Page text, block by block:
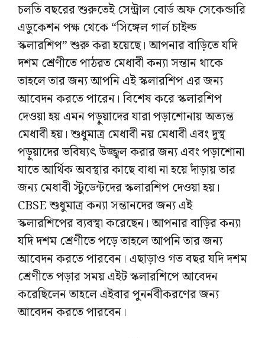
চলতি বছরের শুরুতেই সেন্ট্রাল বোর্ড অফ সেকেন্ডারি
এডুকেশন পক্ষ থেকে “সিঙ্গেল গার্ল চাইল্ড
স্কলারশিপ” শুরু করা হয়েছে। আপনার বাড়িতে যদি
দশম শ্রেণীতে পাঠরত মেধাবী কন্যা সন্তান থাকে
তাহলে তার জন্য আপনি এই স্কলারশিপ এর জন্য
আবেদন করতে পারেন। বিশেষ করে স্কলারশিপ
দেওয়া হয় এমন পড়ুয়াদের যারা পড়াশোনায় অত্যন্ত
মেধাবী হয়। শুধুমাত্র মেধাবী নয় মেধাবী এবং দুস্থ
পড়ুয়াদের ভবিষ্যৎ উজ্জ্বল করার জন্য এবং পড়াশোনা
যাতে আর্থিক অবস্থার কাছে বাধা না হয়ে দাঁড়ায় তার
জন্য মেধাবী স্টুডেন্টদের স্কলারশিপ দেওয়া হয়।
CBSE শুধুমাত্র কন্যা সন্তানদের জন্য এই
স্কলারশিপের ব্যবস্থা করেছেন। আপনার বাড়ির কন্যা
যদি দশম শ্রেণীতে পড়ে তাহলে আপনি তার জন্য
আবেদন করতে পারবেন। এছাড়াও গত বছর যদি দশম
শ্রেণীতে পড়ার সময় এইট স্কলারশিপে আবেদন
করেছিলেন তাহলে এইবার পুনর্নবীকরণের জন্য
আবেদন করতে পারবেন।